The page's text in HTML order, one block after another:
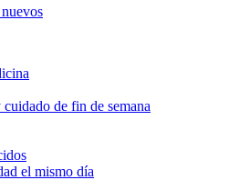
de fin de semana
el mismo día